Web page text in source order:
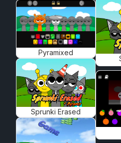
Pyramixed
Sprunki Erased